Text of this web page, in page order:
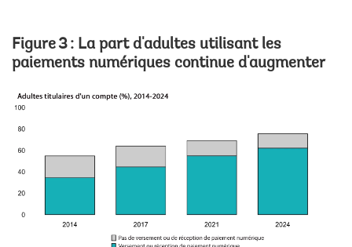
Figure 3 : La part d'adultes utilisant les
paiements numériques continue d'augmenter